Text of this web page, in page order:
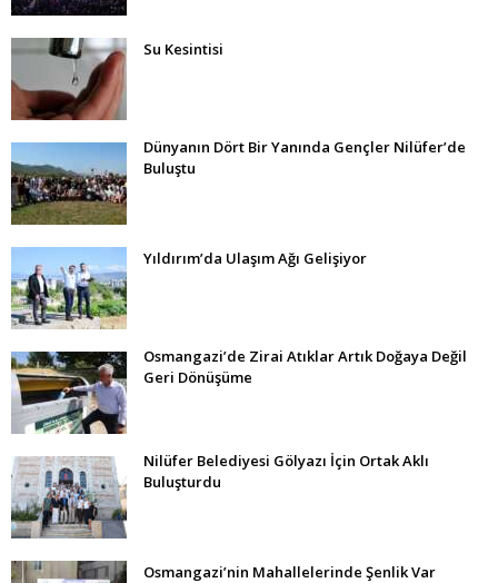
Su Kesintisi
Dünyanın Dört Bir Yanında Gençler Nilüfer’de
Buluştu
Yıldırım’da Ulaşım Ağı Gelişiyor
Osmangazi’de Zirai Atıklar Artık Doğaya Değil
Geri Dönüşüme
Nilüfer Belediyesi Gölyazı İçin Ortak Aklı
Buluşturdu
Osmangazi’nin Mahallelerinde Şenlik Var